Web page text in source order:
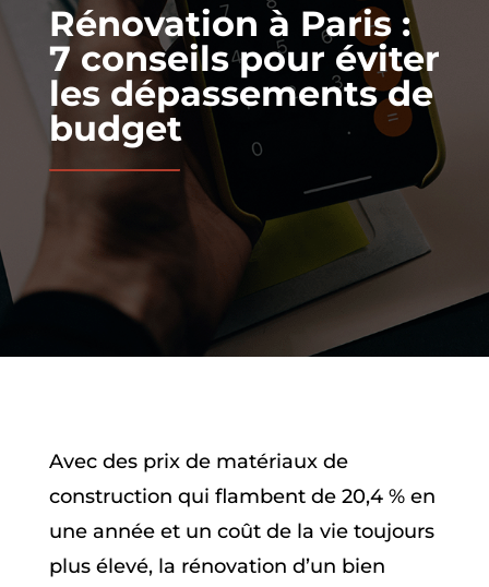
Rénovation à Paris :
7 conseils pour éviter
les dépassements de
budget
Avec des prix de matériaux de
construction qui flambent de 20,4 % en
une année et un coût de la vie toujours
plus élevé, la rénovation d’un bien